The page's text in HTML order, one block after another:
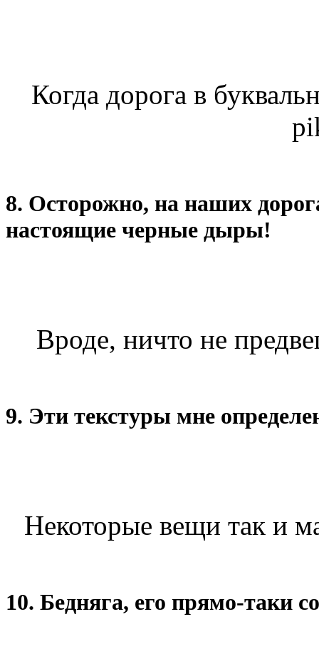
Когда дорога в
8. Осторожно, на наших
настоящие черные дыры!
Вроде, ничто не
9. Эти текстуры мне
Некоторые вещи так и
10. Бедняга, его прямо-таки